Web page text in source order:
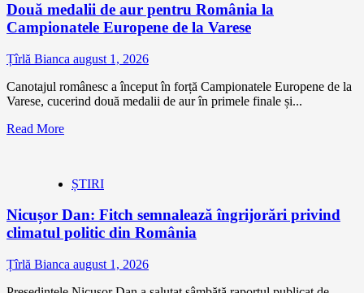
Două medalii de aur pentru România la
Campionatele Europene de la Varese
Țîrlă Bianca august 1, 2026
Canotajul românesc a început în forță Campionatele Europene de la
Varese, cucerind două medalii de aur în primele finale și...
Read More
ȘTIRI
Nicușor Dan: Fitch semnalează îngrijorări privind
climatul politic din România
Țîrlă Bianca august 1, 2026